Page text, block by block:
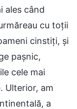
ales când
cu toții
cinstiți, și
pașnic,
cele mai
Ulterior, am
a